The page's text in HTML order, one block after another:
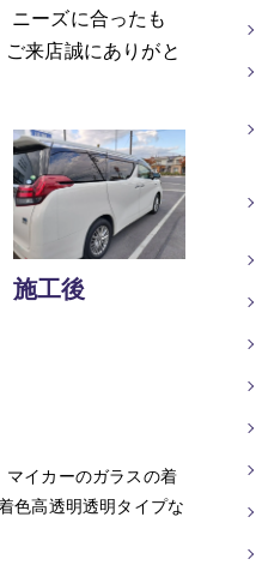
ニーズに合ったも
来店誠にありがと
施工後
マイカーのガラスの着
色高透明透明タイプな